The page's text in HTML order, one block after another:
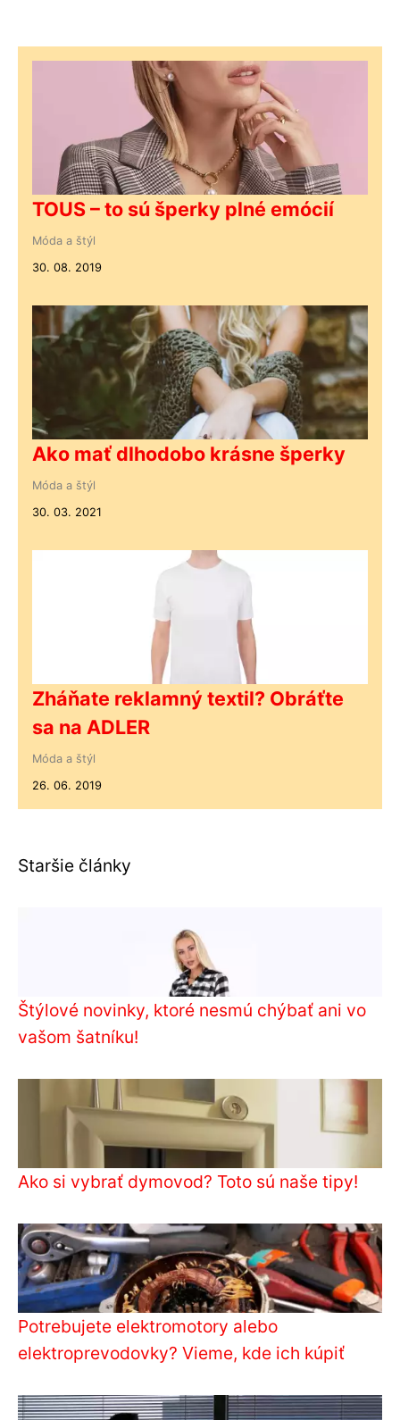
TOUS – to sú šperky plné emócií
Móda a štýl
30. 08. 2019
Ako mať dlhodobo krásne šperky
Móda a štýl
30. 03. 2021
Zháňate reklamný textil? Obráťte
sa na ADLER
Móda a štýl
26. 06. 2019
Staršie články
Štýlové novinky, ktoré nesmú chýbať ani vo
vašom šatníku!
Ako si vybrať dymovod? Toto sú naše tipy!
Potrebujete elektromotory alebo
elektroprevodovky? Vieme, kde ich kúpiť